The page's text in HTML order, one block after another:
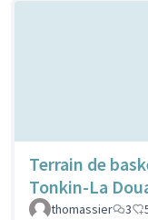
Terrain de
Tonkin-La
thomassier 3